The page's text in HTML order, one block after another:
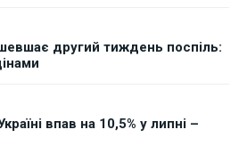
другий тиждень поспіль:
впав на 10,5% у липні –